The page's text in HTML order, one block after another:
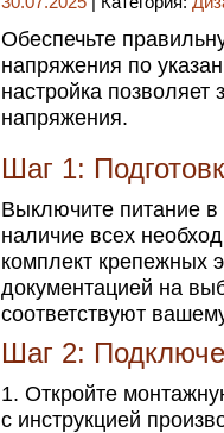
Обеспечьте
напряжения по
настройка
напряжения.
Шаг 1:
Выключите питание в
наличие всех
комплект крепежных
документацией на
соответствуют
Шаг 2:
Откройте
с инструкцией